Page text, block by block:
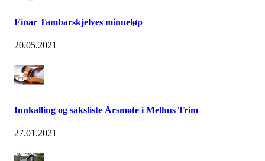
Einar Tambarskjelves minneløp
20.05.2021
Innkalling og saksliste Årsmøte i Melhus Trim
27.01.2021